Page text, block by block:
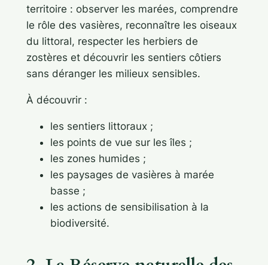
territoire : observer les marées, comprendre
le rôle des vasières, reconnaître les oiseaux
du littoral, respecter les herbiers de
zostères et découvrir les sentiers côtiers
sans déranger les milieux sensibles.
À découvrir :
les sentiers littoraux ;
les points de vue sur les îles ;
les zones humides ;
les paysages de vasières à marée
basse ;
les actions de sensibilisation à la
biodiversité.